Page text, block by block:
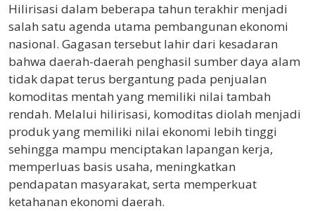
Hilirisasi dalam beberapa tahun terakhir menjadi
salah satu agenda utama pembangunan ekonomi
nasional. Gagasan tersebut lahir dari kesadaran
bahwa daerah-daerah penghasil sumber daya alam
tidak dapat terus bergantung pada penjualan
komoditas mentah yang memiliki nilai tambah
rendah. Melalui hilirisasi, komoditas diolah menjadi
produk yang memiliki nilai ekonomi lebih tinggi
sehingga mampu menciptakan lapangan kerja,
memperluas basis usaha, meningkatkan
pendapatan masyarakat, serta memperkuat
ketahanan ekonomi daerah.